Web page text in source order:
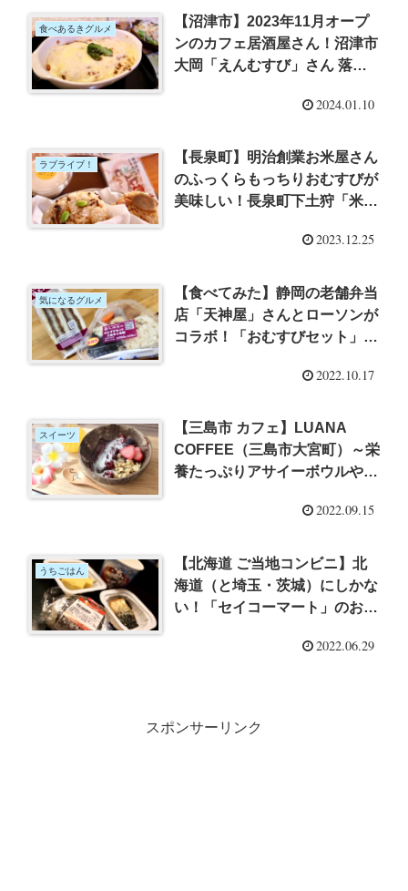
食べあるきグルメ
【沼津市】2023年11月オープ
ンのカフェ居酒屋さん！沼津市
大岡「えんむすび」さん 落ち
2024.01.10
ラブライブ！
【長泉町】明治創業お米屋さん
のふっくらもっちりおむすびが
美味しい！長泉町下土狩「米屋
た【ラブライブするがの極フェ
2023.12.25
気になるグルメ
【食べてみた】静岡の老舗弁当
店「天神屋」さんとローソンが
コラボ！「おむすびセット」と
2022.10.17
スイーツ
【三島市 カフェ】LUANA
COFFEE（三島市大宮町）～栄
養たっぷりアサイーボウルやハ
2022.09.15
うちごはん
【北海道 ご当地コンビニ】北
海道（と埼玉・茨城）にしかな
い！「セイコーマート」のおに
道新婚旅行レポその１３】
2022.06.29
スポンサーリンク